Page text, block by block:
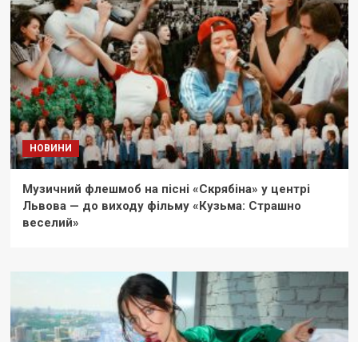
НОВИНИ
Музичний флешмоб на пісні «Скрябіна» у центрі
Львова — до виходу фільму «Кузьма: Страшно
веселий»